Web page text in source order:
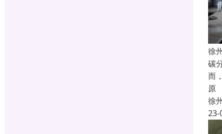
徐
碳
而
原
徐
23-